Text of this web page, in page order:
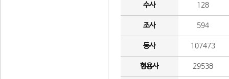
수사 128
조사 594
동사 107473
형용사 29538